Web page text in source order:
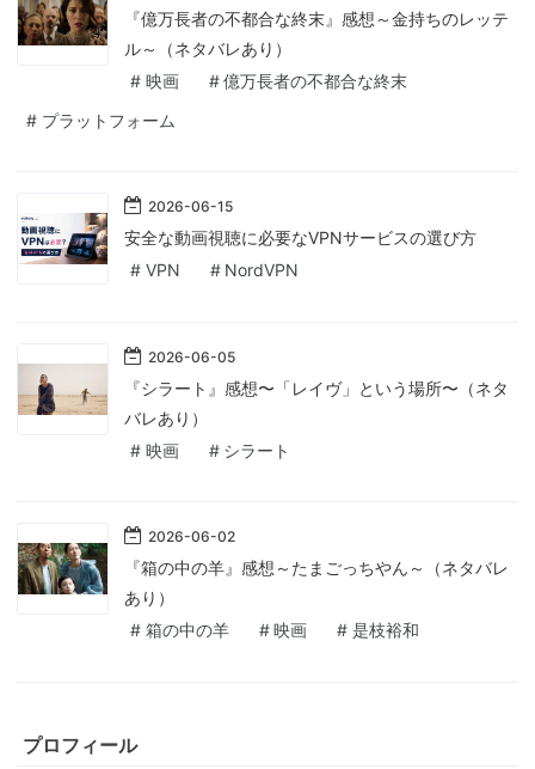
『億万長者の不都合な終末』感想～金持ちのレッテ
ル～（ネタバレあり）
# 映画 # 億万長者の不都合な終末
# プラットフォーム
2026-06-15
安全な動画視聴に必要なVPNサービスの選び方
# VPN # NordVPN
2026-06-05
『シラート』感想〜「レイヴ」という場所〜（ネタ
バレあり）
# 映画 # シラート
2026-06-02
『箱の中の羊』感想～たまごっちやん～（ネタバレ
あり）
# 箱の中の羊 # 映画 # 是枝裕和
プロフィール